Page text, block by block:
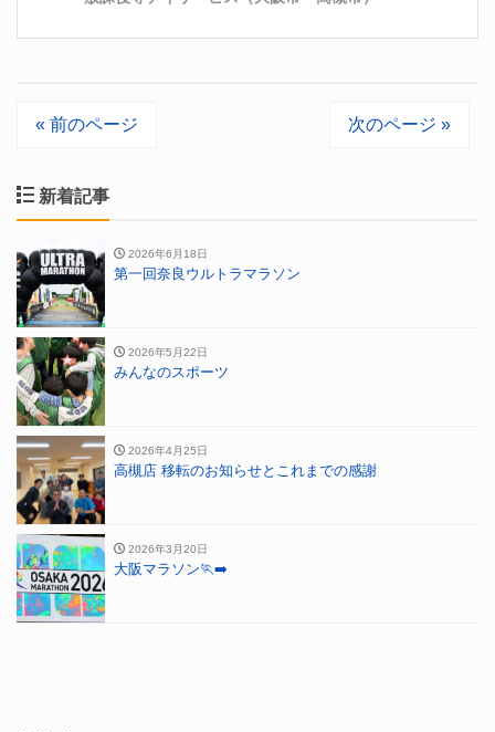
« 前のページ 次のページ »
新着記事
2026年6月18日
第一回奈良ウルトラマラソン
2026年5月22日
みんなのスポーツ
2026年4月25日
高槻店 移転のお知らせとこれまでの感謝
2026年3月20日
大阪マラソン🏃‍➡️